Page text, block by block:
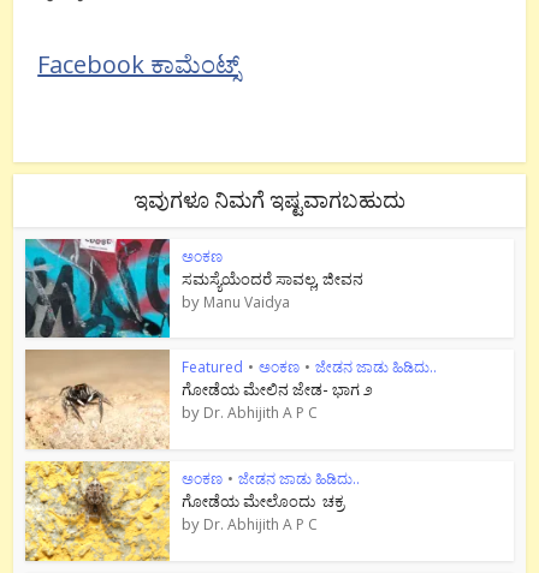
Facebook ಕಾಮೆಂಟ್ಸ್
ಇವುಗಳೂ ನಿಮಗೆ ಇಷ್ಟವಾಗಬಹುದು
ಅಂಕಣ
ಸಮಸ್ಯೆಯೆಂದರೆ ಸಾವಲ್ಲ, ಜೀವನ
by Manu Vaidya
Featured • ಅಂಕಣ • ಜೇಡನ ಜಾಡು ಹಿಡಿದು..
ಗೋಡೆಯ ಮೇಲಿನ ಜೇಡ- ಭಾಗ ೨
by Dr. Abhijith A P C
ಅಂಕಣ • ಜೇಡನ ಜಾಡು ಹಿಡಿದು..
ಗೋಡೆಯ ಮೇಲೊಂದು ಚಕ್ರ
by Dr. Abhijith A P C